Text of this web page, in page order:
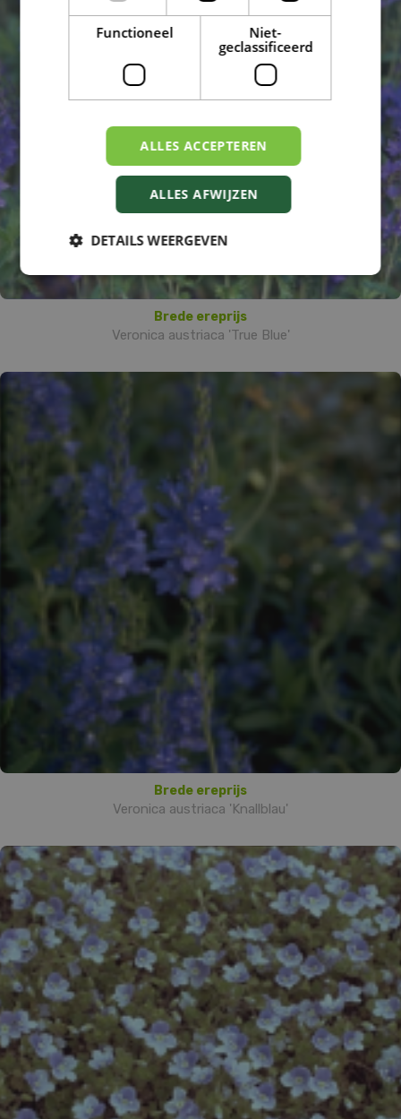
Brede ereprijs
Veronica austriaca 'True Blue'
Brede ereprijs
Veronica austriaca 'Knallblau'
Functioneel
Niet-
geclassificeerd
ALLES ACCEPTEREN
ALLES AFWIJZEN
DETAILS WEERGEVEN